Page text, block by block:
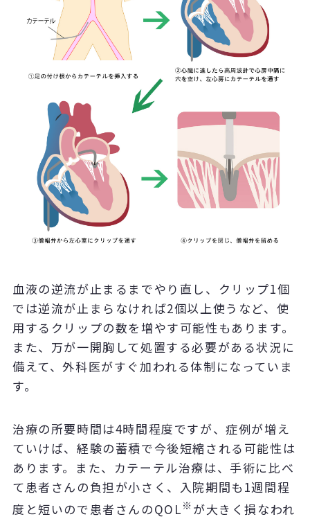
血液の逆流が止まるまでやり直し、クリップ1個
では逆流が止まらなければ2個以上使うなど、使
用するクリップの数を増やす可能性もあります。
また、万が一開胸して処置する必要がある状況に
備えて、外科医がすぐ加われる体制になっていま
す。
治療の所要時間は4時間程度ですが、症例が増え
ていけば、経験の蓄積で今後短縮される可能性は
あります。また、カテーテル治療は、手術に比べ
て患者さんの負担が小さく、入院期間も1週間程
度と短いので患者さんのQOL ※ が大きく損なわれ